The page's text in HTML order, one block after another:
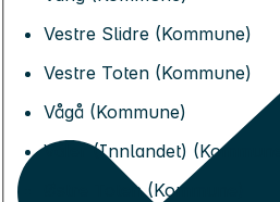
Vestre Slidre (Kommune)
Vestre Toten (Kommune)
Vågå (Kommune)
Våler (Innlandet) (Kommune)
Østre Toten (Kommune)